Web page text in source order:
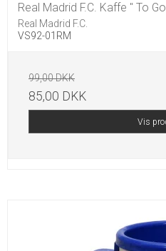
Real Madrid F.C. Kaffe " To
Real Madrid F.C.
VS92-01RM
99,00 DKK
85,00 DKK
Vis